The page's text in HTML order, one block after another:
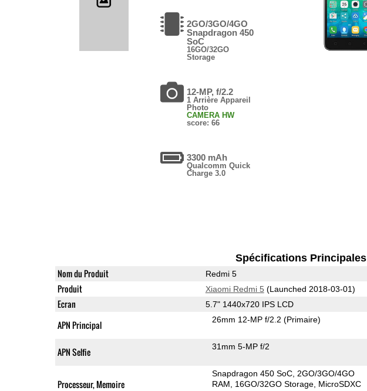
2GO/3GO/4GO
Snapdragon 450
SoC
16GO/32GO
Storage
12-MP, f/2.2
1 Arrière Appareil
Photo
CAMERA HW
score: 66
3300 mAh
Qualcomm Quick
Charge 3.0
Spécifications Principales
Nom du Produit Redmi 5
Produit Xiaomi Redmi 5 (Launched 2018-03-01)
Ecran 5.7" 1440x720 IPS LCD
APN Principal 26mm 12-MP f/2.2(Primaire)
APN Selfie 31mm 5-MP f/2
Processeur, Memoire
Snapdragon 450 SoC 2GO/3GO/4GO
RAM
16GO/32GO Storage MicroSDXC